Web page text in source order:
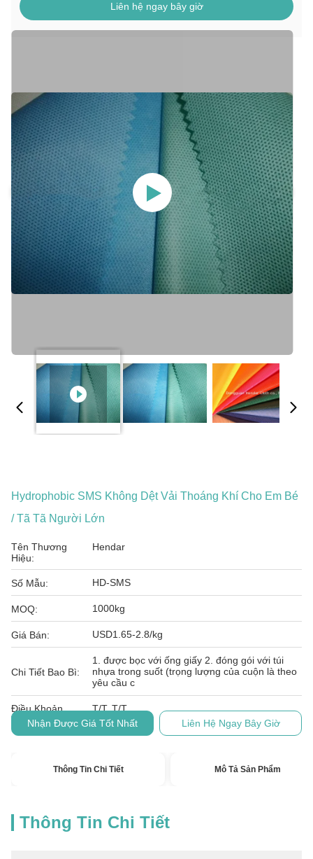
Liên hệ ngay bây giờ
Hydrophobic SMS Không Dệt Vải Thoáng Khí Cho Em Bé
/ Tã Tã Người Lớn
Tên Thương
Hiệu:
Hendar
Số Mẫu: HD-SMS
MOQ: 1000kg
Giá Bán: USD1.65-2.8/kg
Chi Tiết Bao Bì:
1. được bọc với ống giấy 2. đóng gói với túi
nhựa trong suốt (trọng lượng của cuộn là theo
yêu cầu c
Điều Khoản
Thanh Toán:
T/T, T/T
Nhận Được Giá Tốt Nhất
Liên Hệ Ngay Bây Giờ
Thông Tin Chi Tiết Mô Tả Sản Phẩm
Thông Tin Chi Tiết